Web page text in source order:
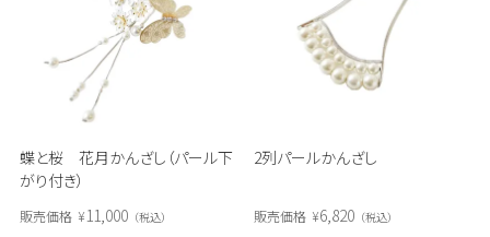
蝶と桜 花月かんざし（パール下
がり付き）
販売価格 ¥11,000 税込
2列パールかんざし
販売価格 ¥6,820 税込